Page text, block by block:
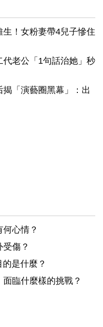
生！女粉妻帶4兒子慘住
老公「1句話治她」秒
「演藝圈黑幕」：出
心情？
傷？
是什麼？
臨什麼樣的挑戰？